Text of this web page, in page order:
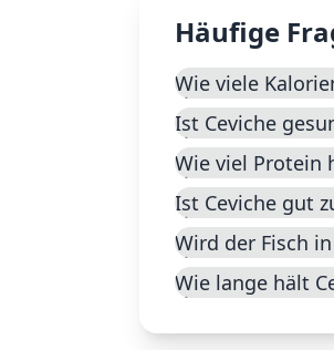
Häufige
Wie viele
Ist Ceviche
Wie viel Protein
Ist Ceviche gut
Wird der Fisch
Wie lange hält